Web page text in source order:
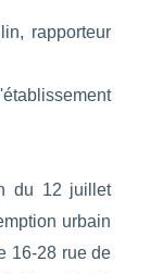
rapporteur
du 12 juillet
urbain
16-28 rue de